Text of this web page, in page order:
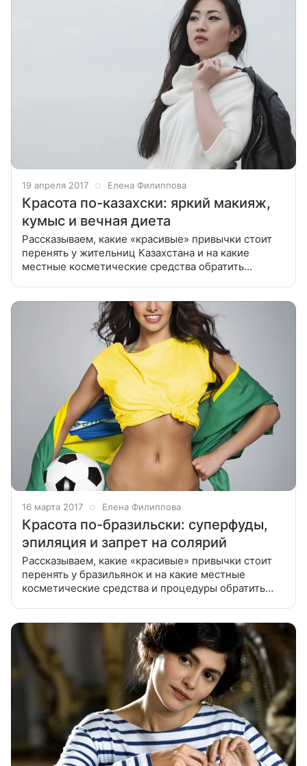
19 апреля 2017 Елена Филиппова
Красота по-казахски: яркий макияж,
кумыс и вечная диета
Рассказываем, какие «красивые» привычки стоит
перенять у жительниц Казахстана и на какие
местные косметические средства обратить
16 марта 2017 Елена Филиппова
Красота по-бразильски: суперфуды,
эпиляция и запрет на солярий
Рассказываем, какие «красивые» привычки стоит
перенять у бразильянок и на какие местные
косметические средства и процедуры обратить